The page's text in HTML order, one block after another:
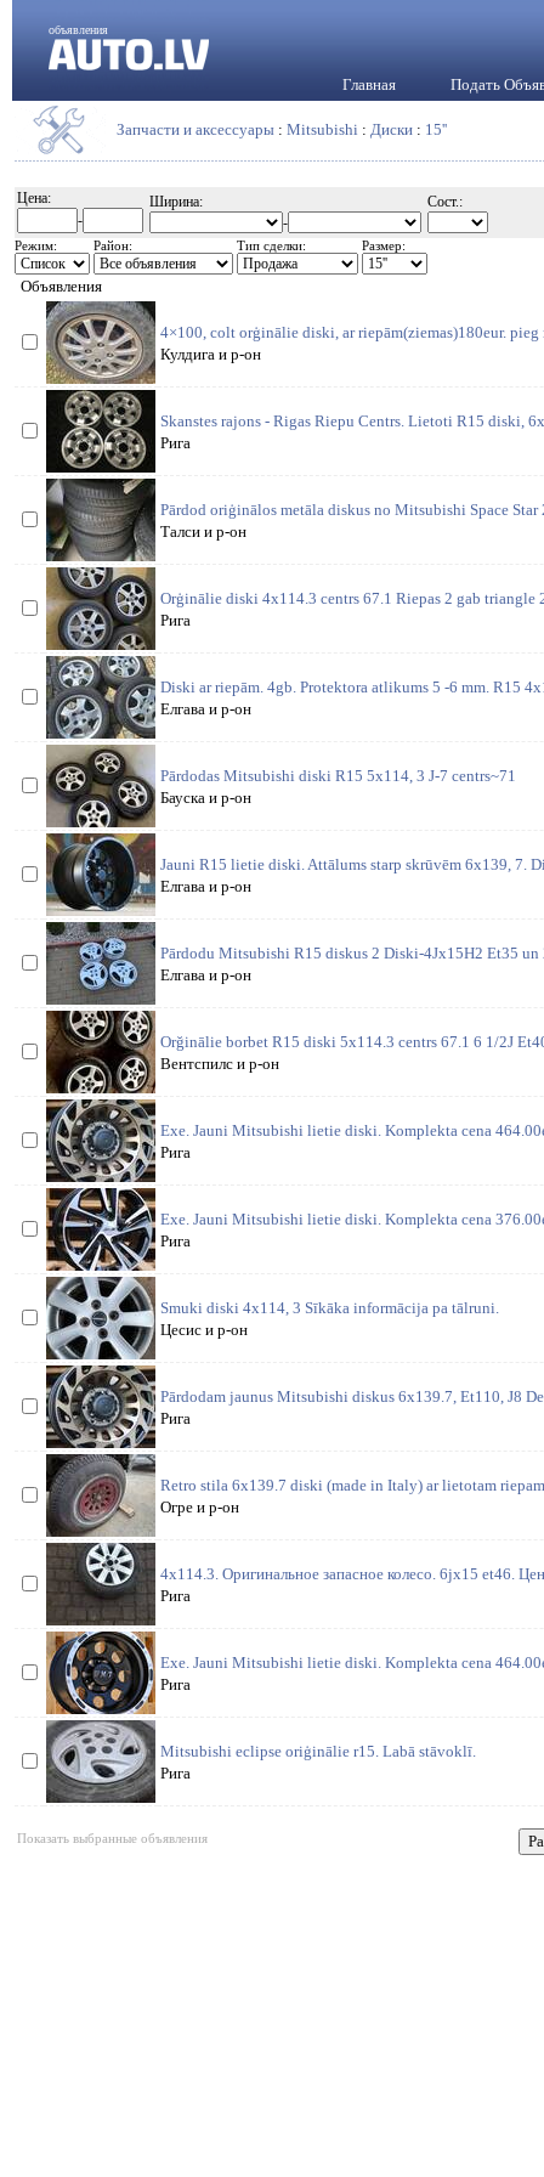
объявления
Главная Подать
Запчасти и аксессуары : Mitsubishi : Диски : 15''
Цена:
-
Ширина:
-
Сост.:
Режим: Район: Тип сделки: Размер:
Объявления
4×100, colt orģinālie diski, ar riepām(ziemas)180eur. pieg
Кулдига и р-он
Skanstes rajons - Rigas Riepu Centrs. Lietoti R15 diski,
Рига
Pārdod oriģinālos metāla diskus no Mitsubishi Space Star
Талси и р-он
Orģinālie diski 4x114.3 centrs 67.1 Riepas 2 gab triangle
Рига
Diski ar riepām. 4gb. Protektora atlikums 5 -6 mm. R15
Елгава и р-он
Pārdodas Mitsubishi diski R15 5x114, 3 J-7 centrs~71
Бауска и р-он
Jauni R15 lietie diski. Attālums starp skrūvēm 6x139, 7.
Елгава и р-он
Pārdodu Mitsubishi R15 diskus 2 Diski-4Jx15H2 Et35
Елгава и р-он
Orğinālie borbet R15 diski 5x114.3 centrs 67.1 6 1/2J
Вентспилс и р-он
Exe. Jauni Mitsubishi lietie diski. Komplekta cena
Рига
Exe. Jauni Mitsubishi lietie diski. Komplekta cena
Рига
Smuki diski 4x114, 3 Sīkāka informācija pa tālruni.
Цесис и р-он
Pārdodam jaunus Mitsubishi diskus 6x139.7, Et110, J8
Рига
Retro stila 6x139.7 diski (made in Italy) ar lietotam
Огре и р-он
4x114.3. Оригинальное запасное колесо. 6jx15 et46.
Рига
Exe. Jauni Mitsubishi lietie diski. Komplekta cena
Рига
Mitsubishi eclipse oriģinālie r15. Labā stāvoklī.
Рига
Показать выбранные объявления